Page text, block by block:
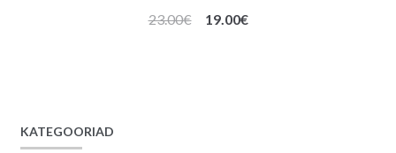
23.00€
Algne
19.00€Praegune
KATEGOORIAD